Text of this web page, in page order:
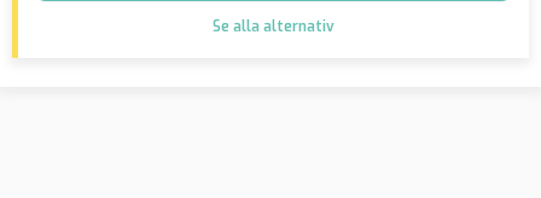
Se alla alternativ